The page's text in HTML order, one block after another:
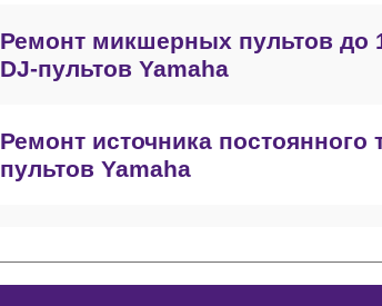
Ремонт микшерных пультов до
DJ-пультов Yamaha
Ремонт источника постоянного
пультов Yamaha